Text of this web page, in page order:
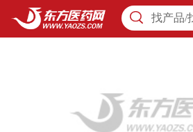
找产品/